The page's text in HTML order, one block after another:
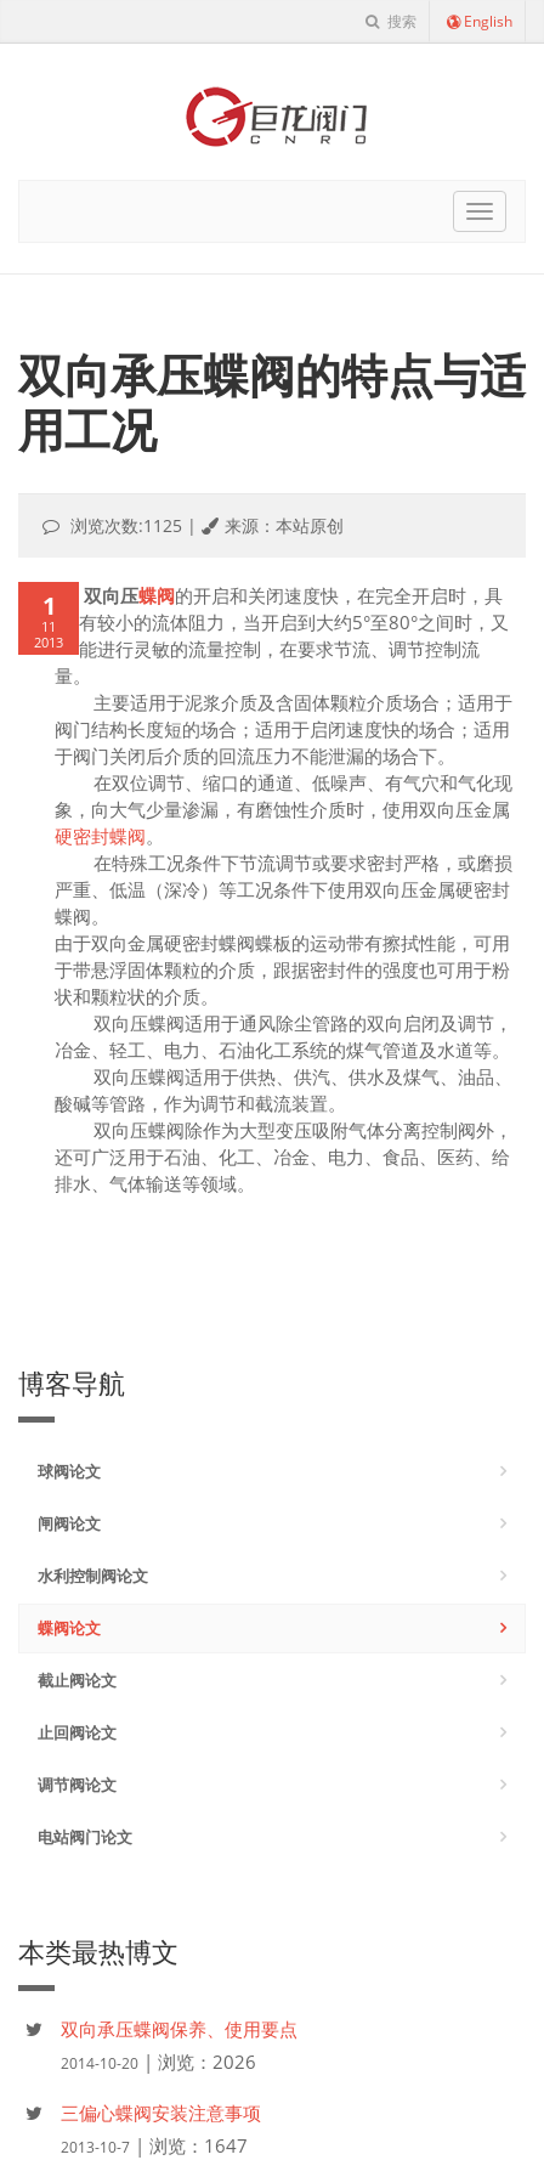
搜索 English
Cnro
双向承压蝶阀的特点与适
用工况
浏览次数:1125 | 来源：本站原创
1
11
2013
双向压蝶阀的开启和关闭速度快，在完全开启时，具
有较小的流体阻力，当开启到大约5°至80°之间时，又
能进行灵敏的流量控制，在要求节流、调节控制流
量。
主要适用于泥浆介质及含固体颗粒介质场合；适用于
阀门结构长度短的场合；适用于启闭速度快的场合；适用
于阀门关闭后介质的回流压力不能泄漏的场合下。
在双位调节、缩口的通道、低噪声、有气穴和气化现
象，向大气少量渗漏，有磨蚀性介质时，使用双向压金属
硬密封蝶阀。
在特殊工况条件下节流调节或要求密封严格，或磨损
严重、低温（深冷）等工况条件下使用双向压金属硬密封
蝶阀。
由于双向金属硬密封蝶阀蝶板的运动带有擦拭性能，可用
于带悬浮固体颗粒的介质，跟据密封件的强度也可用于粉
状和颗粒状的介质。
双向压蝶阀适用于通风除尘管路的双向启闭及调节，
冶金、轻工、电力、石油化工系统的煤气管道及水道等。
双向压蝶阀适用于供热、供汽、供水及煤气、油品、
酸碱等管路，作为调节和截流装置。
双向压蝶阀除作为大型变压吸附气体分离控制阀外，
还可广泛用于石油、化工、冶金、电力、食品、医药、给
排水、气体输送等领域。
博客导航
球阀论文
闸阀论文
水利控制阀论文
蝶阀论文
截止阀论文
止回阀论文
调节阀论文
电站阀门论文
本类最热博文
双向承压蝶阀保养、使用要点
2014-10-20 | 浏览：2026
三偏心蝶阀安装注意事项
2013-10-7 | 浏览：1647